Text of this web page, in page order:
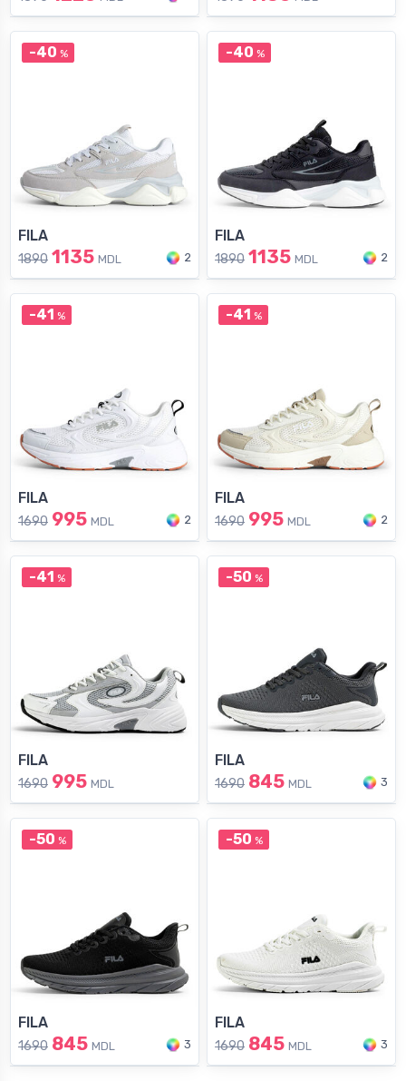
-40 %
FILA
1890 1135 MDL 2
-40 %
FILA
1890 1135 MDL 2
-41 %
FILA
1690 995 MDL 2
-41 %
FILA
1690 995 MDL 2
-41 %
FILA
1690 995 MDL
-50 %
FILA
1690 845 MDL 3
-50 %
FILA
1690 845 MDL 3
-50 %
FILA
1690 845 MDL 3